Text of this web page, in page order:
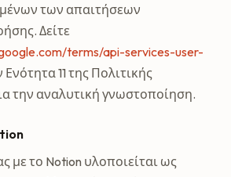
των απαιτήσεων
Δείτε
terms/api-services-user-
Ενότητα 11 της Πολιτικής
την αναλυτική γνωστοποίηση.
με το Notion υλοποιείται ως